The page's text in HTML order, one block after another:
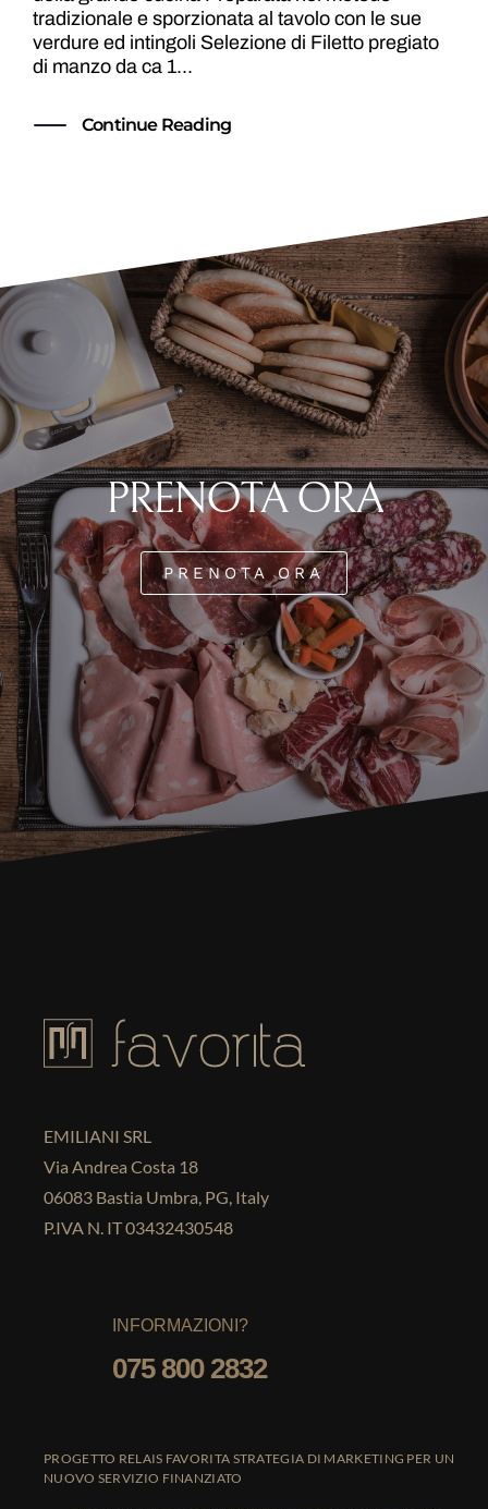
tradizionale e sporzionata al tavolo con le sue
verdure ed intingoli Selezione di Filetto pregiato
di manzo da ca 1...
Continue Reading
PRENOTAORA
PRENOTA ORA
EMILIANI SRL
Via Andrea Costa 18
06083 Bastia Umbra, PG, Italy
P.IVA N. IT 03432430548
INFORMAZIONI?
075 800 2832
PROGETTO RELAIS FAVORITA STRATEGIA DI MARKETING PER UN
NUOVO SERVIZIO FINANZIATO